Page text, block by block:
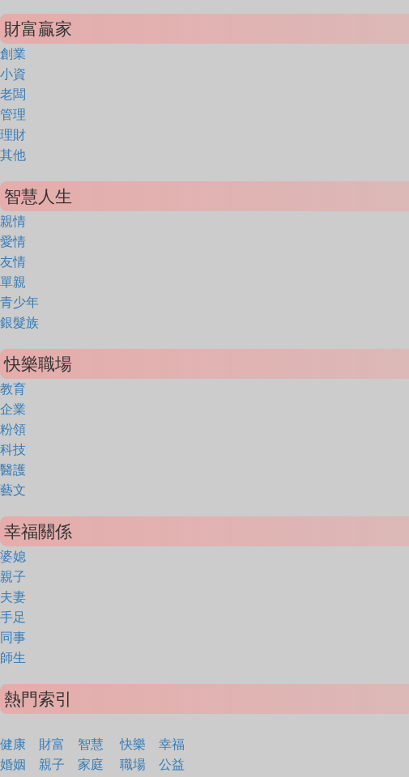
財富贏家
創業
小資
老闆
管理
理財
其他
智慧人生
親情
愛情
友情
單親
青少年
銀髮族
快樂職場
教育
企業
粉領
科技
醫護
藝文
幸福關係
婆媳
親子
夫妻
手足
同事
師生
熱門索引
健康 財富 智慧 快樂
幸福
婚姻
親子 家庭 職場 公益